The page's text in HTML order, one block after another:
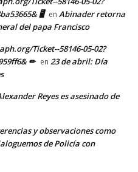
🖥 en Abinader retorna
del papa Francisco
Ticket--58146-05-02?
✏ en 23 de abril: Día
Reyes es asesinado de
y observaciones como
de Policía con